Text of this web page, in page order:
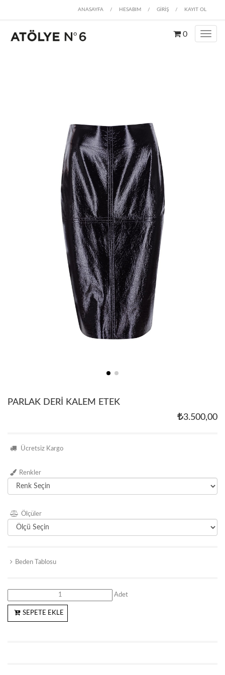
ANASAYFA / HESABIM / GİRİŞ / KAYIT OL
0
PARLAK DERİ KALEM ETEK
3.500,00
Ücretsiz Kargo
Renkler
Ölçüler
Beden Tablosu
Adet
SEPETE EKLE